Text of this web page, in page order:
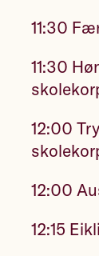
11:30
11:30
12:00
12:00
12:15